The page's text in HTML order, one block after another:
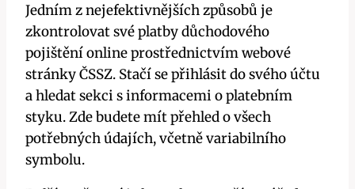
Jedním z nejefektivnějších způsobů je
zkontrolovat své platby důchodového
pojištění online prostřednictvím webové
stránky ČSSZ. Stačí se přihlásit do svého účtu
a hledat sekci s informacemi o platebním
styku. Zde budete mít přehled o všech
potřebných údajích, včetně variabilního
symbolu.